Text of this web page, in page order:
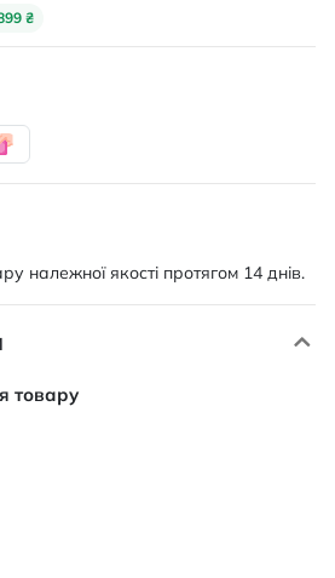
₴
належної якості протягом 14 днів.